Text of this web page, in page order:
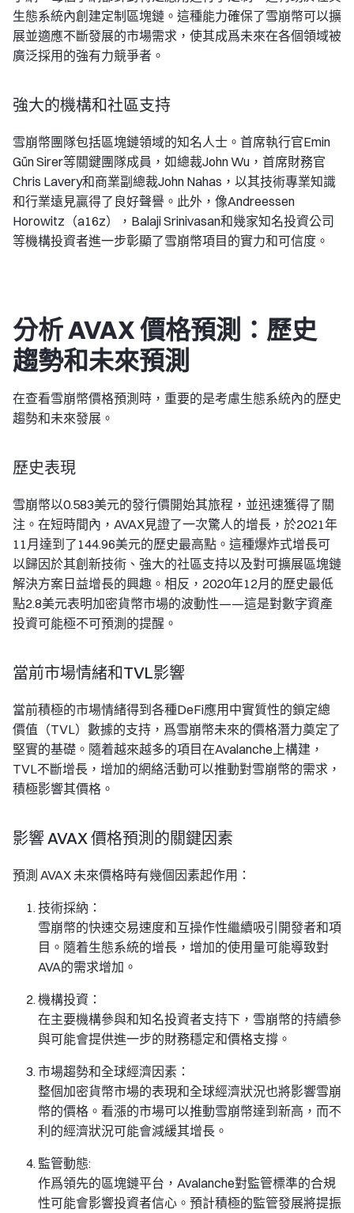
生態系統內創建定制區塊鏈。這種能力確保了雪崩幣可以擴
展並適應不斷發展的市場需求，使其成爲未來在各個領域被
廣泛採用的強有力競爭者。
強大的機構和社區支持
雪崩幣團隊包括區塊鏈領域的知名人士。首席執行官Emin
Gün Sirer等關鍵團隊成員，如總裁John Wu，首席財務官
Chris Lavery和商業副總裁John Nahas，以其技術專業知識
和行業遠見贏得了良好聲譽。此外，像Andreessen
Horowitz（a16z），Balaji Srinivasan和幾家知名投資公司
等機構投資者進一步彰顯了雪崩幣項目的實力和可信度。
分析 AVAX 價格預測：歷史
趨勢和未來預測
在查看雪崩幣價格預測時，重要的是考慮生態系統內的歷史
趨勢和未來發展。
歷史表現
雪崩幣以0.583美元的發行價開始其旅程，並迅速獲得了關
注。在短時間內，AVAX見證了一次驚人的增長，於2021年
11月達到了144.96美元的歷史最高點。這種爆炸式增長可
以歸因於其創新技術、強大的社區支持以及對可擴展區塊鏈
解決方案日益增長的興趣。相反，2020年12月的歷史最低
點2.8美元表明加密貨幣市場的波動性——這是對數字資產
投資可能極不可預測的提醒。
當前市場情緒和TVL影響
當前積極的市場情緒得到各種DeFi應用中實質性的鎖定總
價值（TVL）數據的支持，爲雪崩幣未來的價格潛力奠定了
堅實的基礎。隨着越來越多的項目在Avalanche上構建，
TVL不斷增長，增加的網絡活動可以推動對雪崩幣的需求，
積極影響其價格。
影響 AVAX 價格預測的關鍵因素
預測 AVAX 未來價格時有幾個因素起作用：
技術採納：
雪崩幣的快速交易速度和互操作性繼續吸引開發者和項
目。隨着生態系統的增長，增加的使用量可能導致對
AVA的需求增加。
機構投資：
在主要機構參與和知名投資者支持下，雪崩幣的持續參
與可能會提供進一步的財務穩定和價格支撐。
市場趨勢和全球經濟因素：
整個加密貨幣市場的表現和全球經濟狀況也將影響雪崩
幣的價格。看漲的市場可以推動雪崩幣達到新高，而不
利的經濟狀況可能會減緩其增長。
監管動態:
作爲領先的區塊鏈平台，Avalanche對監管標準的合規
性可能會影響投資者信心。預計積極的監管發展將提振